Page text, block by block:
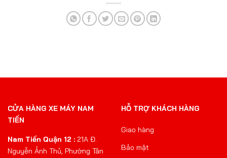
CỬA HÀNG XE MÁY NAM
TIẾN
Nam Tiến Quận 12 : 21A Đ.
Nguyễn Ảnh Thủ, Phường Tân
HỖ TRỢ KHÁCH HÀNG
Giao hàng
Bảo mật